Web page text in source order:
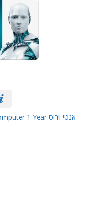
אנטי וירוס Eset NOD32 Antivirus For 1 Computer 1 Year